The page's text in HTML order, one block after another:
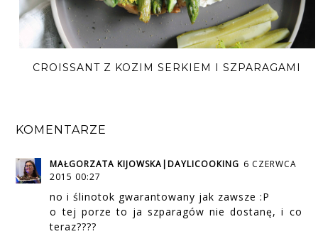
CROISSANT Z KOZIM SERKIEM I SZPARAGAMI
KOMENTARZE
MAŁGORZATA KIJOWSKA|DAYLICOOKING 6 CZERWCA
2015 00:27
no i ślinotok gwarantowany jak zawsze :P
o tej porze to ja szparagów nie dostanę, i co
teraz????